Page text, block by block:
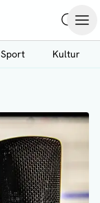
Sport Kultur